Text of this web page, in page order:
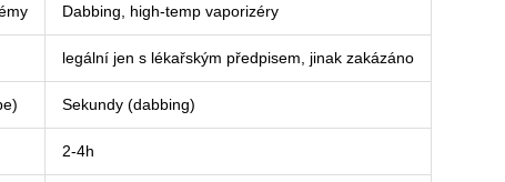
Dabbing, high‑temp vaporizéry
legální jen s lékařským předpisem, jinak zakázáno
Sekundy (dabbing)
2-4h